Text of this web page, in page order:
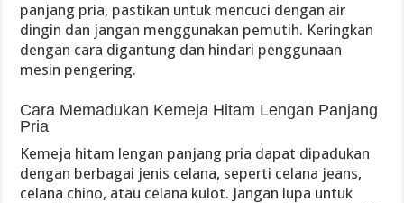
panjang pria, pastikan untuk mencuci dengan air
dingin dan jangan menggunakan pemutih. Keringkan
dengan cara digantung dan hindari penggunaan
mesin pengering.
Cara Memadukan Kemeja Hitam Lengan Panjang
Pria
Kemeja hitam lengan panjang pria dapat dipadukan
dengan berbagai jenis celana, seperti celana jeans,
celana chino, atau celana kulot. Jangan lupa untuk